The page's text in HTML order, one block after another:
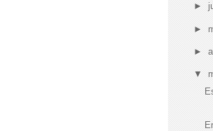
►
►
►
▼